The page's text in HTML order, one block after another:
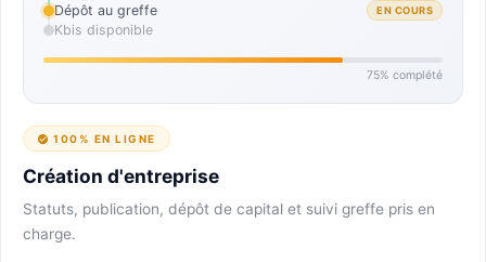
Dépôt au greffe
EN COURS
Kbis disponible
75% complété
100% EN LIGNE
Création d'entreprise
Statuts, publication, dépôt de capital et suivi greffe pris en
charge.